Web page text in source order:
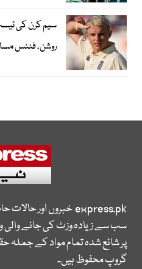
سیم کرن کی
روشن، فٹنس
express.pkخبروں اور حالات
سب سے زیادہ وزٹ کی جانے
پر شائع شدہ تمام مواد کے جملہ
گروپ محفوظ ہیں۔